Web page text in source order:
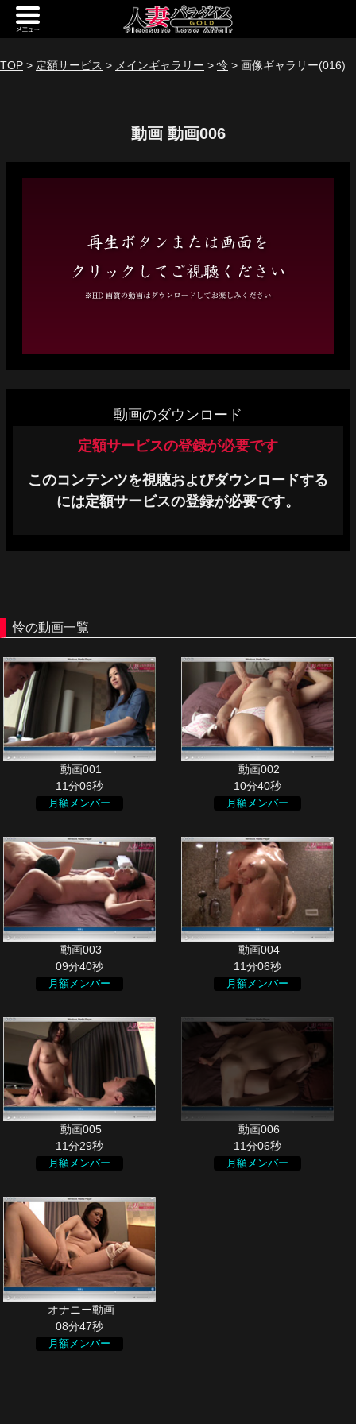
新規会員登録 ログイン
[定額] メインギャラリー
お問い合わせ
TOP > 定額サービス > メインギャラリー >怜 > 画像ギャラリー(016)
動画
動画のダウンロード
定額サービスの登録が必要です
このコンテンツを視聴およびダウンロードする
には定額サービスの登録が必要です。
怜の動画一覧
11分06秒
月額メンバー
10分40秒
月額メンバー
09分40秒
月額メンバー
11分06秒
月額メンバー
11分29秒
月額メンバー
11分06秒
月額メンバー
08分47秒
月額メンバー